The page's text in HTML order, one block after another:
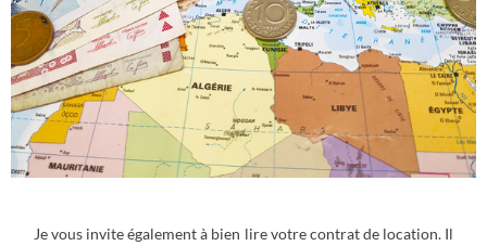
Je vous invite également à bien lire votre contrat de location. Il